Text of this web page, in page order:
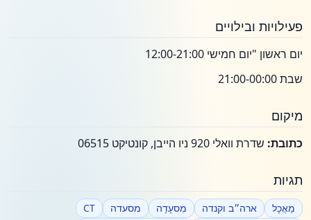
פעילויות ובילויים
יום ראשון "יום חמישי 12:00-21:00
שבת 21:00-00:00
מיקום
כתובת: שדרת וואלי 920 ניו הייבן, קונטיקט 06515
תגיות
מַאֲכָל ארה״ב וקנדה מִסעָדָה מסעדה
CT